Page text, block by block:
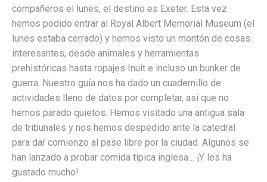
compañeros el lunes, el destino es Exeter. Esta vez
hemos podido entrar al Royal Albert Memorial Museum (el
lunes estaba cerrado) y hemos visto un montón de cosas
interesantes, desde animales y herramientas
prehistóricas hasta ropajes Inuit e incluso un bunker de
guerra. Nuestro guía nos ha dado un cuadernillo de
actividades lleno de datos por completar, así que no
hemos parado quietos. Hemos visitado una antigua sala
de tribunales y nos hemos despedido ante la catedral
para dar comienzo al pase libre por la ciudad. Algunos se
han lanzado a probar comida típica inglesa… ¡Y les ha
gustado mucho!